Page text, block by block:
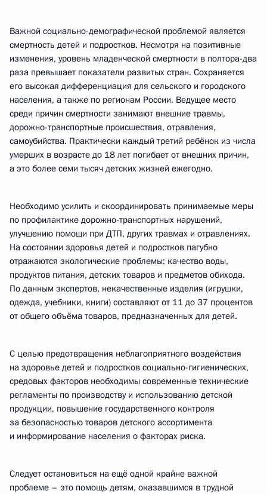
Важной социально-демографической проблемой является
смертность детей и подростков. Несмотря на позитивные
изменения, уровень младенческой смертности в полтора-два
раза превышает показатели развитых стран. Сохраняется
его высокая дифференциация для сельского и городского
населения, а также по регионам России. Ведущее место
среди причин смертности занимают внешние травмы,
дорожно-транспортные происшествия, отравления,
самоубийства. Практически каждый третий ребёнок из числа
умерших в возрасте до 18 лет погибает от внешних причин,
а это более семи тысяч детских жизней ежегодно.
Необходимо усилить и скоординировать принимаемые меры
по профилактике дорожно-транспортных нарушений,
улучшению помощи при ДТП, других травмах и отравлениях.
На состоянии здоровья детей и подростков пагубно
отражаются экологические проблемы: качество воды,
продуктов питания, детских товаров и предметов обихода.
По данным экспертов, некачественные изделия (игрушки,
одежда, учебники, книги) составляют от 11 до 37 процентов
от общего объёма товаров, предназначенных для детей.
С целью предотвращения неблагоприятного воздействия
на здоровье детей и подростков социально-гигиенических,
средовых факторов необходимы современные технические
регламенты по производству и использованию детской
продукции, повышение государственного контроля
за безопасностью товаров детского ассортимента
и информирование населения о факторах риска.
Следует остановиться на ещё одной крайне важной
проблеме – это помощь детям, оказавшимся в трудной